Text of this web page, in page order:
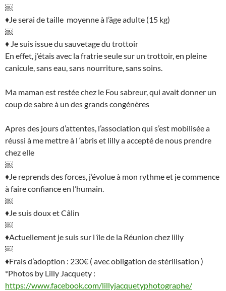
￼
♦Je serai de taille moyenne à l’âge adulte (15 kg)
￼
♦ Je suis issue du sauvetage du trottoir
En effet, j’étais avec la fratrie seule sur un trottoir, en pleine
canicule, sans eau, sans nourriture, sans soins.
Ma maman est restée chez le Fou sabreur, qui avait donner un
coup de sabre à un des grands congénères
Apres des jours d’attentes, l’association qui s’est mobilisée a
réussi à me mettre à l ‘abris et lilly a accepté de nous prendre
chez elle
￼
♦Je reprends des forces, j’évolue à mon rythme et je commence
à faire confiance en l’humain.
￼
♦Je suis doux et Câlin
￼
♦Actuellement je suis sur l île de la Réunion chez lilly
￼
♦Frais d’adoption : 230€ ( avec obligation de stérilisation )
*Photos by Lilly Jacquety :
https://www.facebook.com/lillyjacquetyphotographe/